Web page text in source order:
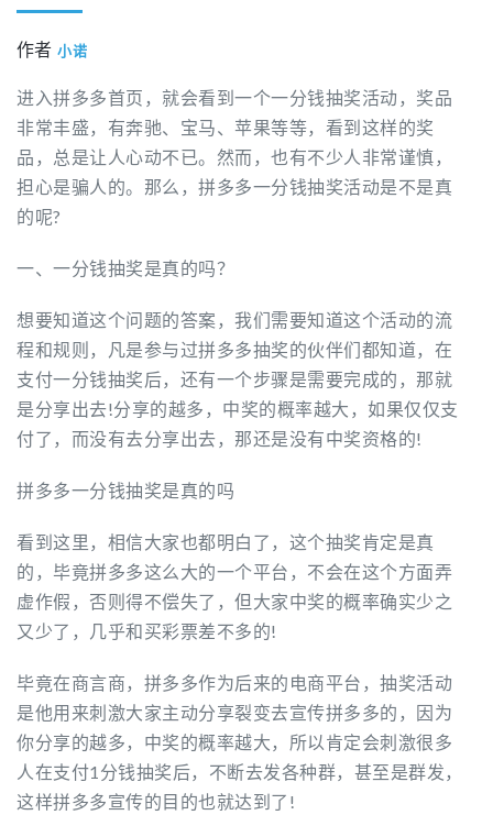
作者 小诺
进入拼多多首页，就会看到一个一分钱抽奖活动，奖品
非常丰盛，有奔驰、宝马、苹果等等，看到这样的奖
品，总是让人心动不已。然而，也有不少人非常谨慎，
担心是骗人的。那么，拼多多一分钱抽奖活动是不是真
的呢?
一、一分钱抽奖是真的吗？
想要知道这个问题的答案，我们需要知道这个活动的流
程和规则，凡是参与过拼多多抽奖的伙伴们都知道，在
支付一分钱抽奖后，还有一个步骤是需要完成的，那就
是分享出去!分享的越多，中奖的概率越大，如果仅仅支
付了，而没有去分享出去，那还是没有中奖资格的!
拼多多一分钱抽奖是真的吗
看到这里，相信大家也都明白了，这个抽奖肯定是真
的，毕竟拼多多这么大的一个平台，不会在这个方面弄
虚作假，否则得不偿失了，但大家中奖的概率确实少之
又少了，几乎和买彩票差不多的!
毕竟在商言商，拼多多作为后来的电商平台，抽奖活动
是他用来刺激大家主动分享裂变去宣传拼多多的，因为
你分享的越多，中奖的概率越大，所以肯定会刺激很多
人在支付1分钱抽奖后，不断去发各种群，甚至是群发，
这样拼多多宣传的目的也就达到了!